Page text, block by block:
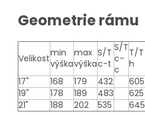
Geometrie rámu
Velikostmin
výška
max
výška
S/T
c-t
S/T
c-
c
T/T
h
17"
168 179 432 605
19"
178 189 483 625
21"
188 202 535 645